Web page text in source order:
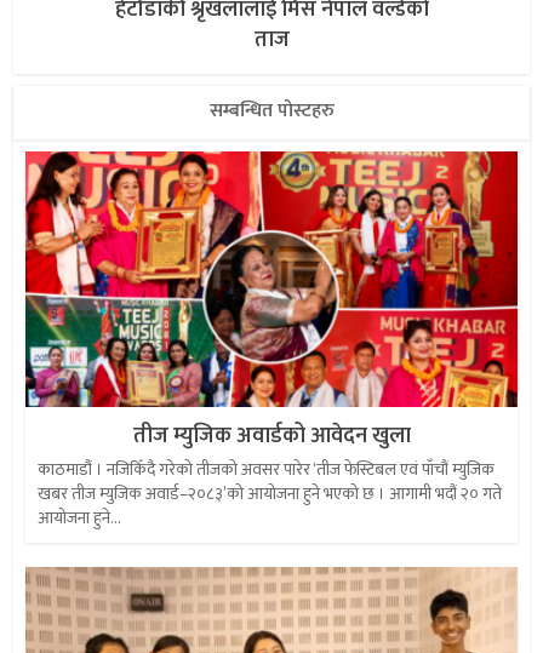
हेटौंडाकी श्रृंखलालाई मिस नेपाल वर्ल्डको
ताज
सम्बन्धित पोस्टहरु
तीज म्युजिक अवार्डको आवेदन खुला
काठमाडौं । नजिकिँदै गरेको तीजको अवसर पारेर ‘तीज फेस्टिबल एवं पाँचौं म्युजिक
खबर तीज म्युजिक अवार्ड–२०८३’को आयोजना हुने भएको छ । आगामी भदौं २० गते
आयोजना हुने...